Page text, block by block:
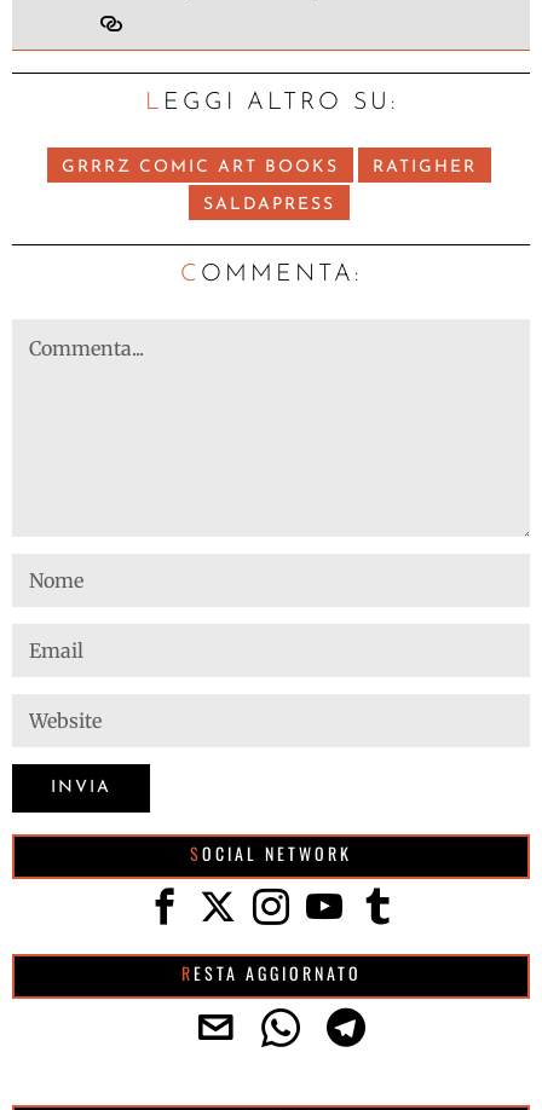
LEGGI ALTRO SU:
GRRRZ COMIC ART BOOKS RATIGHER
SALDAPRESS
C OMMENTA:
SOCIAL NETWORK
RESTA AGGIORNATO